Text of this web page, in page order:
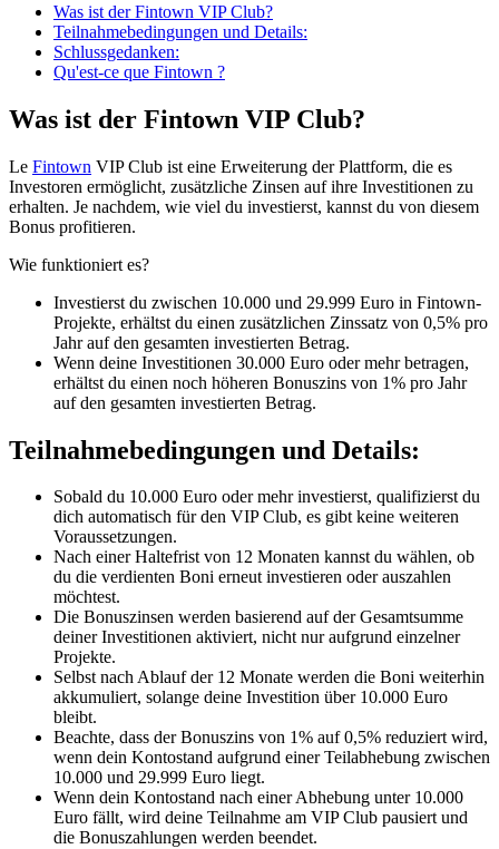
Was ist der Fintown VIP Club?
Teilnahmebedingungen und Details:
Schlussgedanken:
Qu'est-ce que Fintown ?
Was ist der Fintown VIP Club?
Le Fintown VIP Club ist eine Erweiterung der Plattform, die es
Investoren ermöglicht, zusätzliche Zinsen auf ihre Investitionen zu
erhalten. Je nachdem, wie viel du investierst, kannst du von diesem
Bonus profitieren.
Wie funktioniert es?
Investierst du zwischen 10.000 und 29.999 Euro in Fintown-
Projekte, erhältst du einen zusätzlichen Zinssatz von 0,5% pro
Jahr auf den gesamten investierten Betrag.
Wenn deine Investitionen 30.000 Euro oder mehr betragen,
erhältst du einen noch höheren Bonuszins von 1% pro Jahr
auf den gesamten investierten Betrag.
Teilnahmebedingungen und Details:
Sobald du 10.000 Euro oder mehr investierst, qualifizierst du
dich automatisch für den VIP Club, es gibt keine weiteren
Voraussetzungen.
Nach einer Haltefrist von 12 Monaten kannst du wählen, ob
du die verdienten Boni erneut investieren oder auszahlen
möchtest.
Die Bonuszinsen werden basierend auf der Gesamtsumme
deiner Investitionen aktiviert, nicht nur aufgrund einzelner
Projekte.
Selbst nach Ablauf der 12 Monate werden die Boni weiterhin
akkumuliert, solange deine Investition über 10.000 Euro
bleibt.
Beachte, dass der Bonuszins von 1% auf 0,5% reduziert wird,
wenn dein Kontostand aufgrund einer Teilabhebung zwischen
10.000 und 29.999 Euro liegt.
Wenn dein Kontostand nach einer Abhebung unter 10.000
Euro fällt, wird deine Teilnahme am VIP Club pausiert und
die Bonuszahlungen werden beendet.